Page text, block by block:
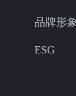
品牌形象
ESG